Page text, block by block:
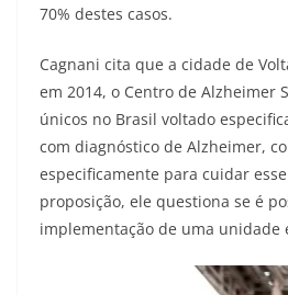
70% destes casos.
Cagnani cita que a cidade de
em 2014, o Centro de Alzheimer
únicos no Brasil voltado
com diagnóstico de Alzheimer,
especificamente para cuidar
proposição, ele questiona se é
implementação de uma unidade